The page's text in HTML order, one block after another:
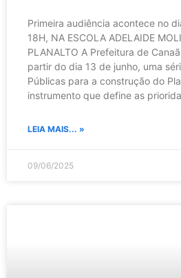
Primeira audiência acontece no
18H, NA ESCOLA ADELAIDE
PLANALTO A Prefeitura de
partir do dia 13 de junho, uma
Públicas para a construção do
instrumento que define as
LEIA MAIS... »
09/06/2025